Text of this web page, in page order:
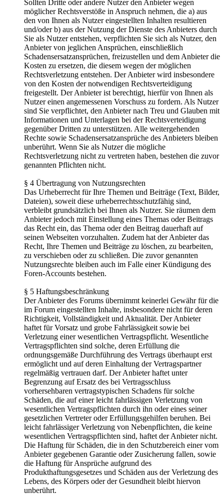
Sollten Dritte oder andere Nutzer den Anbieter wegen
möglicher Rechtsverstöße in Anspruch nehmen, die a) aus
den von Ihnen als Nutzer eingestellten Inhalten resultieren
und/oder b) aus der Nutzung der Dienste des Anbieters durch
Sie als Nutzer entstehen, verpflichten Sie sich als Nutzer, den
Anbieter von jeglichen Ansprüchen, einschließlich
Schadensersatzansprüchen, freizustellen und dem Anbieter die
Kosten zu ersetzen, die diesem wegen der möglichen
Rechtsverletzung entstehen. Der Anbieter wird insbesondere
von den Kosten der notwendigen Rechtsverteidigung
freigestellt. Der Anbieter ist berechtigt, hierfür von Ihnen als
Nutzer einen angemessenen Vorschuss zu fordern. Als Nutzer
sind Sie verpflichtet, den Anbieter nach Treu und Glauben mit
Informationen und Unterlagen bei der Rechtsverteidigung
gegenüber Dritten zu unterstützen. Alle weitergehenden
Rechte sowie Schadensersatzansprüche des Anbieters bleiben
unberührt. Wenn Sie als Nutzer die mögliche
Rechtsverletzung nicht zu vertreten haben, bestehen die zuvor
genannten Pflichten nicht.
§ 4 Übertragung von Nutzungsrechten
Das Urheberrecht für Ihre Themen und Beiträge (Text, Bilder,
Dateien), soweit diese urheberrechtsschutzfähig sind,
verbleibt grundsätzlich bei Ihnen als Nutzer. Sie räumen dem
Anbieter jedoch mit Einstellung eines Themas oder Beitrags
das Recht ein, das Thema oder den Beitrag dauerhaft auf
seinen Webseiten vorzuhalten. Zudem hat der Anbieter das
Recht, Ihre Themen und Beiträge zu löschen, zu bearbeiten,
zu verschieben oder zu schließen. Die zuvor genannten
Nutzungsrechte bleiben auch im Falle einer Kündigung des
Foren-Accounts bestehen.
§ 5 Haftungsbeschränkung
Der Anbieter des Forums übernimmt keinerlei Gewähr für die
im Forum eingestellten Inhalte, insbesondere nicht für deren
Richtigkeit, Vollständigkeit und Aktualität. Der Anbieter
haftet für Vorsatz und grobe Fahrlässigkeit sowie bei
Verletzung einer wesentlichen Vertragspflicht. Wesentliche
Vertragspflichten sind solche, deren Erfüllung die
ordnungsgemäße Durchführung des Vertrags überhaupt erst
ermöglicht und auf deren Einhaltung der Vertragspartner
regelmäßig vertrauen darf. Der Anbieter haftet unter
Begrenzung auf Ersatz des bei Vertragsschluss
vorhersehbaren vertragstypischen Schadens für solche
Schäden, die auf einer leicht fahrlässigen Verletzung von
wesentlichen Vertragspflichten durch ihn oder eines seiner
gesetzlichen Vertreter oder Erfüllungsgehilfen beruhen. Bei
leicht fahrlässiger Verletzung von Nebenpflichten, die keine
wesentlichen Vertragspflichten sind, haftet der Anbieter nicht.
Die Haftung für Schäden, die in den Schutzbereich einer vom
Anbieter gegebenen Garantie oder Zusicherung fallen, sowie
die Haftung für Ansprüche aufgrund des
Produkthaftungsgesetzes und Schäden aus der Verletzung des
Lebens, des Körpers oder der Gesundheit bleibt hiervon
unberührt.